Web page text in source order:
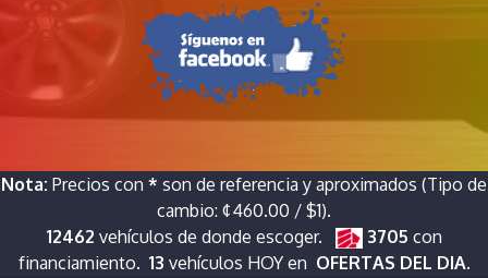
Nota: Precios con * son de referencia y aproximados (Tipo de
cambio: ¢460.00 / $1).
12462 vehículos de donde escoger. 3705 con
financiamiento. 13 vehículos HOY en OFERTAS DEL DIA.